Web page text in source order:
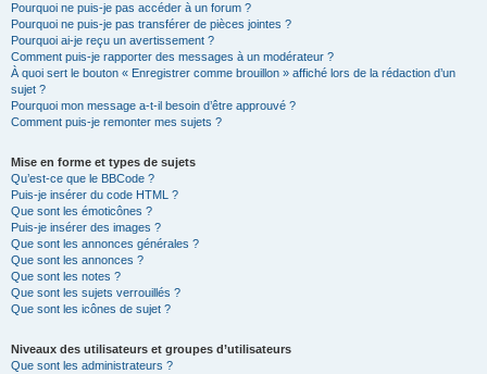
Pourquoi ne puis-je pas accéder à un forum ?
Pourquoi ne puis-je pas transférer de pièces jointes ?
Pourquoi ai-je reçu un avertissement ?
Comment puis-je rapporter des messages à un modérateur ?
À quoi sert le bouton « Enregistrer comme brouillon » affiché lors de la rédaction d’un
sujet ?
Pourquoi mon message a-t-il besoin d’être approuvé ?
Comment puis-je remonter mes sujets ?
Mise en forme et types de sujets
Qu’est-ce que le BBCode ?
Puis-je insérer du code HTML ?
Que sont les émoticônes ?
Puis-je insérer des images ?
Que sont les annonces générales ?
Que sont les annonces ?
Que sont les notes ?
Que sont les sujets verrouillés ?
Que sont les icônes de sujet ?
Niveaux des utilisateurs et groupes d’utilisateurs
Que sont les administrateurs ?